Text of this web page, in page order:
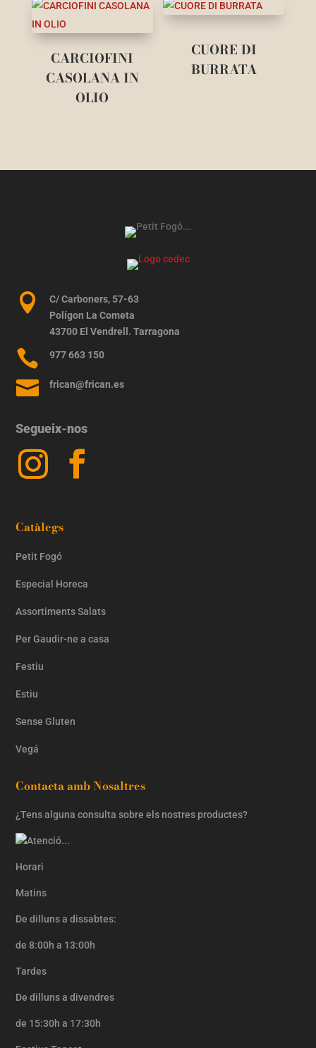
CARCIOFINI
CASOLANA IN
OLIO
CUORE DI
BURRATA

C/ Carboners, 57-63
Polígon La Cometa
43700 El Vendrell. Tarragona
 977 663 150
 frican@frican.es
Segueix-nos
Catàlegs
Petit Fogó
Especial Horeca
Assortiments Salats
Per Gaudir-ne a casa
Festiu
Estiu
Sense Gluten
Vegá
Contacta amb Nosaltres
¿Tens alguna consulta sobre els nostres productes?
Horari
Matins
De dilluns a dissabtes:
de 8:00h a 13:00h
Tardes
De dilluns a divendres
de 15:30h a 17:30h